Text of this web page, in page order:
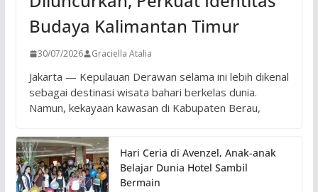
Budaya Kalimantan Timur
30/07/2026 Graciella Atalia
Jakarta — Kepulauan Derawan selama ini lebih dikenal
sebagai destinasi wisata bahari berkelas dunia.
Namun, kekayaan kawasan di Kabupaten Berau,
Hari Ceria di Avenzel, Anak-anak
Belajar Dunia Hotel Sambil
Bermain